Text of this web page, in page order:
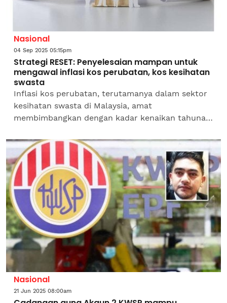
Nasional
04 Sep 2025 05:15pm
Strategi RESET: Penyelesaian mampan untuk
mengawal inflasi kos perubatan, kos kesihatan
swasta
Inflasi kos perubatan, terutamanya dalam sektor
kesihatan swasta di Malaysia, amat
membimbangkan dengan kadar kenaikan tahunan
Pasifik.Kenaikan ini...
Nasional
21 Jun 2025 08:00am